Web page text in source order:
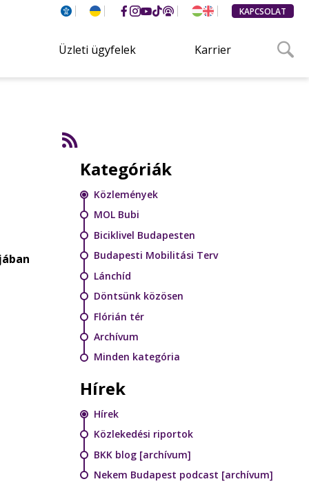
KAPCSOLAT
Üzleti ügyfelek Karrier
Kategóriák
Közlemények
MOL Bubi
Biciklivel Budapesten
Budapesti Mobilitási Terv
Lánchíd
Döntsünk közösen
Flórián tér
Archívum
Minden kategória
Hírek
Hírek
Közlekedési riportok
BKK blog [archívum]
Nekem Budapest podcast [archívum]